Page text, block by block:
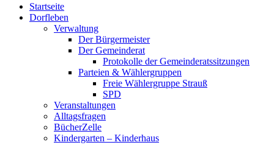
oben
scrollen
Startseite
Dorfleben
Verwaltung
Der Bürgermeister
Der Gemeinderat
Protokolle der Gemeinderatssitzungen
Parteien & Wählergruppen
Freie Wählergruppe Strauß
SPD
Veranstaltungen
Alltagsfragen
BücherZelle
Kindergarten – Kinderhaus